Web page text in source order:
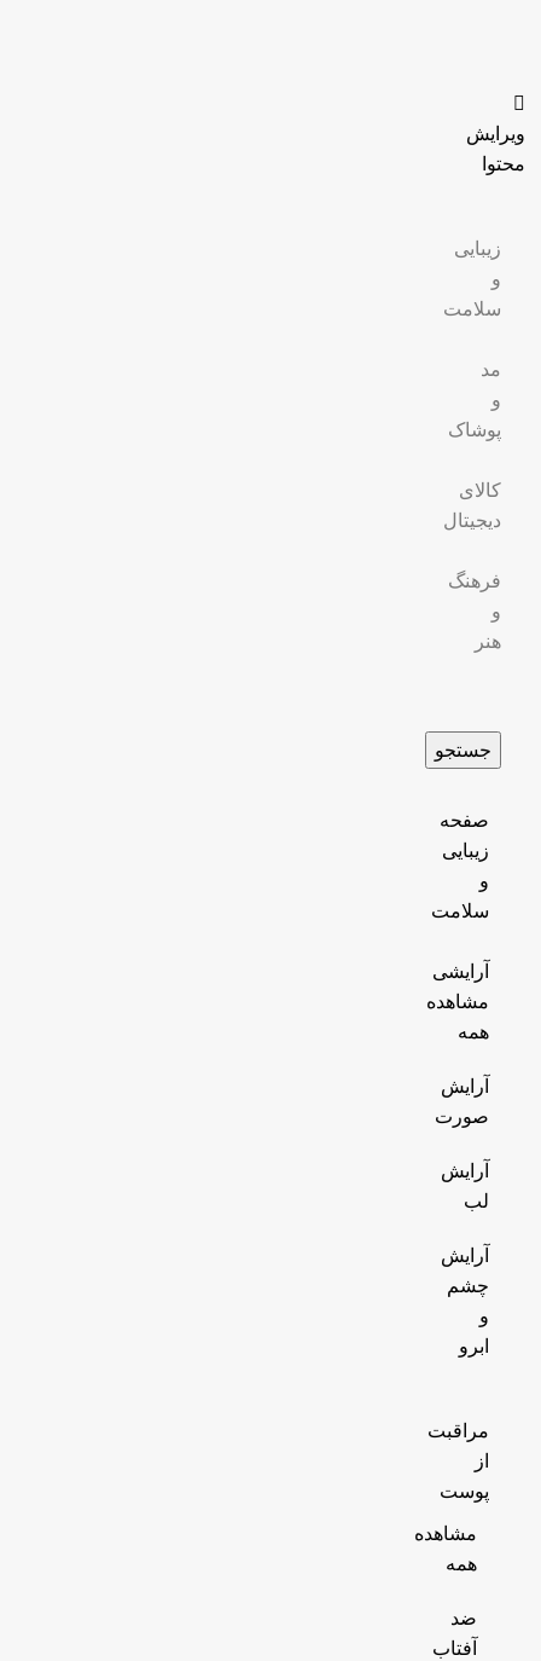
ویرایش
محتوا
زیبایی
و
سلامت
مد
و
پوشاک
کالای
دیجیتال
فرهنگ
و
هنر
جستجو
صفحه
زیبایی
و
سلامت
آرایشی
مشاهده
همه
آرایش
صورت
آرایش
لب
آرایش
چشم
و
ابرو
مراقبت
از
پوست
مشاهده
همه
ضد
آفتاب